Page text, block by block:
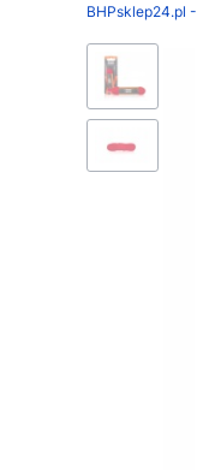
BHPsklep24.pl